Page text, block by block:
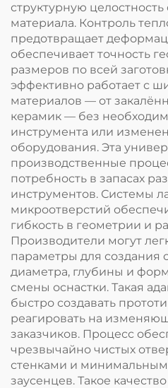
структурную
материала. Контроль
предотвращает
обеспечивает точность
размеров по всей
эффективно работает с
материалов — от
керамик — без
инструмента или
оборудования. Эта
производственные
потребность в запасах
инструментов. Системы
микроотверстий
гибкость в геометрии и
Производители могут
параметры для создания
диаметра, глубины и
смены оснастки. Такая
быстро создавать
реагировать на
заказчиков. Процесс
чрезвычайно чистых
стенками и
заусенцев. Такое